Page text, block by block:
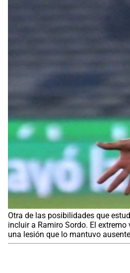
Otra de las posibilidades que
incluir a Ramiro Sordo. El extremo
una lesión que lo mantuvo